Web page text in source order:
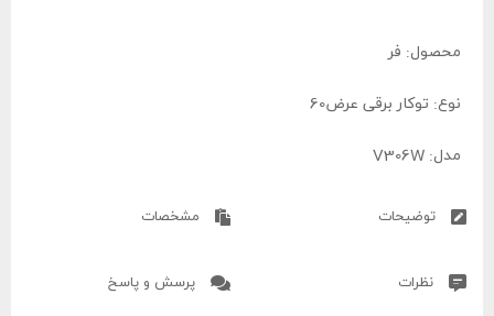
محصول: فر
نوع: توکار برقی عرض60
مدل: V306W
برند: آلتون
توضیحات مشخصات
نظرات پرسش و پاسخ